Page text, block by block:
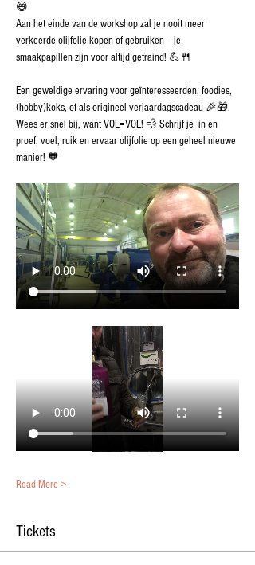
😄
Aan het einde van de workshop zal je nooit meer
verkeerde olijfolie kopen of gebruiken – je
smaakpapillen zijn voor altijd getraind! 💪🍴
Een geweldige ervaring voor geïnteresseerden, foodies,
(hobby)koks, of als origineel verjaardagscadeau 🎉🎁.
Wees er snel bij, want VOL=VOL! 💨 Schrijf je  in en
proef, voel, ruik en ervaar olijfolie op een geheel nieuwe
manier! 🧡
Read More >
Tickets